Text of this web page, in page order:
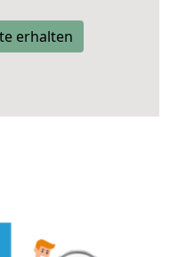
erhalten